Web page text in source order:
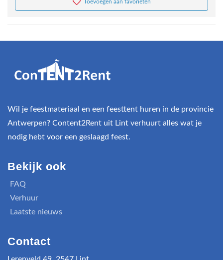
Toevoegen aan favorieten
Wil je feestmateriaal en een feesttent huren in de provincie
Antwerpen? Content2Rent uit Lint verhuurt alles wat je
nodig hebt voor een geslaagd feest.
Bekijk ook
FAQ
Verhuur
Laatste nieuws
Contact